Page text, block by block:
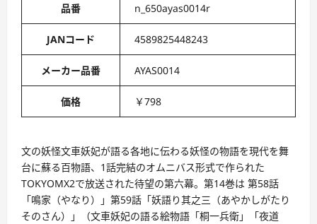
品番 n_650ayas0014r
JANコード 4589825448243
メーカー品番 AYAS0014
価格 ￥798
文の妖怪文車妖妃が語る各地に伝わる妖怪の物語を現代を舞
台に蘇る百物語、1話完結のオムニバス形式で作られた
TOKYOMX2で放送された待望の第六幕。第14巻は 第58話
「鳴家（やなり）」第59話「妖語り其之三（あやかしがたり
そのさん）」（文車妖妃の語る絵物語「桐一兵衛」「夜道